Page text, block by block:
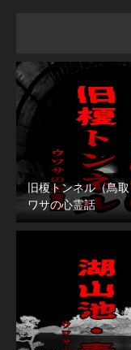
旧榎トンネル（鳥
ワサの心霊話